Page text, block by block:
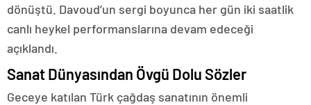
dönüştü. Davoud’un sergi boyunca her gün iki saatlik
canlı heykel performanslarına devam edeceği
açıklandı.
Sanat Dünyasından Övgü Dolu Sözler
Geceye katılan Türk çağdaş sanatının önemli